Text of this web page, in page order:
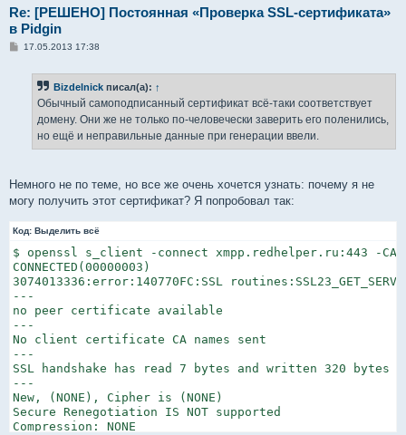
Re: [РЕШЕНО] Постоянная «Проверка SSL-сертификата»
в Pidgin
С17.05.2013 17:38
Bizdelnick писал(а): ↑
Обычный самоподписанный сертификат всё-таки соответствует
домену. Они же не только по-человечески заверить его поленились,
но ещё и неправильные данные при генерации ввели.
Немного не по теме, но все же очень хочется узнать: почему я не
могу получить этот сертификат? Я попробовал так:
Код: Выделить всё
$ openssl s_client -connect xmpp.redhelper.ru:443 -
CONNECTED(00000003)
3074013336:error:140770FC:SSL
---
no peer certificate available
---
No client certificate CA names sent
---
SSL handshake has read 7 bytes and written 320 bytes
---
New, (NONE), Cipher is (NONE)
Secure Renegotiation IS NOT supported
Compression: NONE